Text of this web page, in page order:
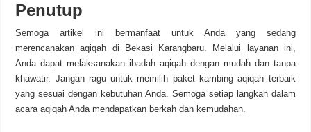
Penutup
Semoga artikel ini bermanfaat untuk Anda yang sedang
merencanakan aqiqah di Bekasi Karangbaru. Melalui layanan ini,
Anda dapat melaksanakan ibadah aqiqah dengan mudah dan tanpa
khawatir. Jangan ragu untuk memilih paket kambing aqiqah terbaik
yang sesuai dengan kebutuhan Anda. Semoga setiap langkah dalam
acara aqiqah Anda mendapatkan berkah dan kemudahan.